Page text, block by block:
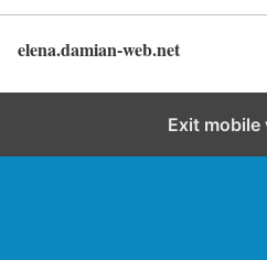
elena.damian-web.net
Exit mobile